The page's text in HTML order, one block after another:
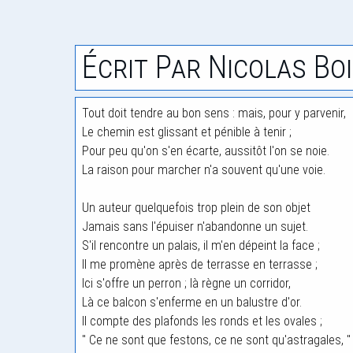
Écrit Par Nicolas
Tout doit tendre au bon sens : mais, pour y parvenir,
Le chemin est glissant et pénible à tenir ;
Pour peu qu'on s'en écarte, aussitôt l'on se noie.
La raison pour marcher n'a souvent qu'une voie.
Un auteur quelquefois trop plein de son objet
Jamais sans l'épuiser n'abandonne un sujet.
S'il rencontre un palais, il m'en dépeint la face ;
Il me promène après de terrasse en terrasse ;
Ici s'offre un perron ; là règne un corridor,
Là ce balcon s'enferme en un balustre d'or.
Il compte des plafonds les ronds et les ovales ;
" Ce ne sont que festons, ce ne sont qu'astragales, "